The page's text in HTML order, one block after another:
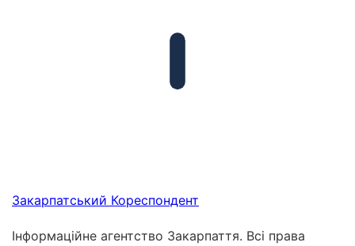
Закарпатський Кореспондент
Інформаційне агентство Закарпаття. Всі права